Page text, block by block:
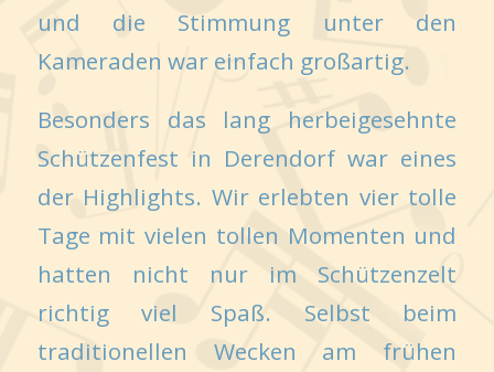
und die Stimmung unter den
Kameraden war einfach großartig.
Besonders das lang herbeigesehnte
Schützenfest in Derendorf war eines
der Highlights. Wir erlebten vier tolle
Tage mit vielen tollen Momenten und
hatten nicht nur im Schützenzelt
richtig viel Spaß. Selbst beim
traditionellen Wecken am frühen